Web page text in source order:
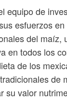
equipo de
esfuerzos
del maíz,
en todos los
de los
de
su valor